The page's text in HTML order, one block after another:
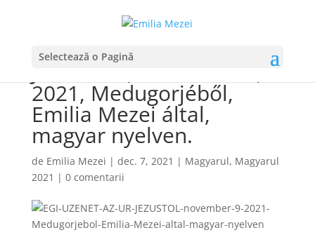
Selectează o Pagină
ÉGI ÜZENET AZ ÚR
JÉZUSTÓL, november 9,
2021, Medugorjéből,
Emilia Mezei által,
magyar nyelven.
de Emilia Mezei | dec. 7, 2021 | Magyarul, Magyarul
2021 | 0 comentarii